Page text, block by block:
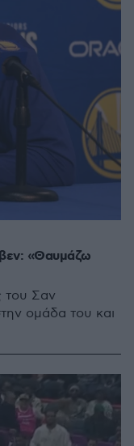
«Θαυμάζω
του Σαν
ομάδα του και